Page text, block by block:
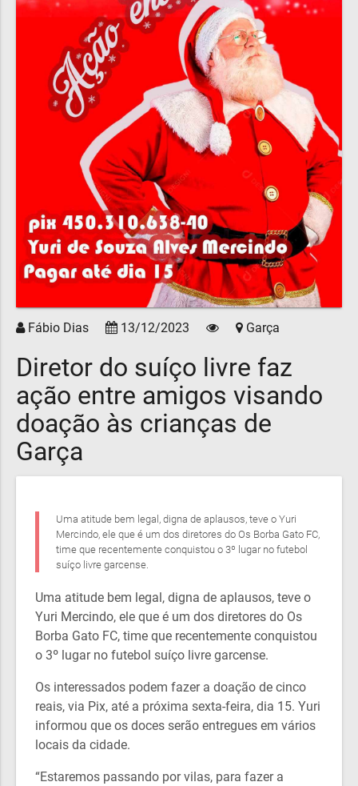
Fábio Dias 13/12/2023 Garça
Diretor do suíço livre faz
ação entre amigos visando
doação às crianças de
Garça
Uma atitude bem legal, digna de aplausos, teve o Yuri
Mercindo, ele que é um dos diretores do Os Borba Gato FC,
time que recentemente conquistou o 3º lugar no futebol
suíço livre garcense.
Uma atitude bem legal, digna de aplausos, teve o
Yuri Mercindo, ele que é um dos diretores do Os
Borba Gato FC, time que recentemente conquistou
o 3º lugar no futebol suíço livre garcense.
Os interessados podem fazer a doação de cinco
reais, via Pix, até a próxima sexta-feira, dia 15. Yuri
informou que os doces serão entregues em vários
locais da cidade.
“Estaremos passando por vilas, para fazer a